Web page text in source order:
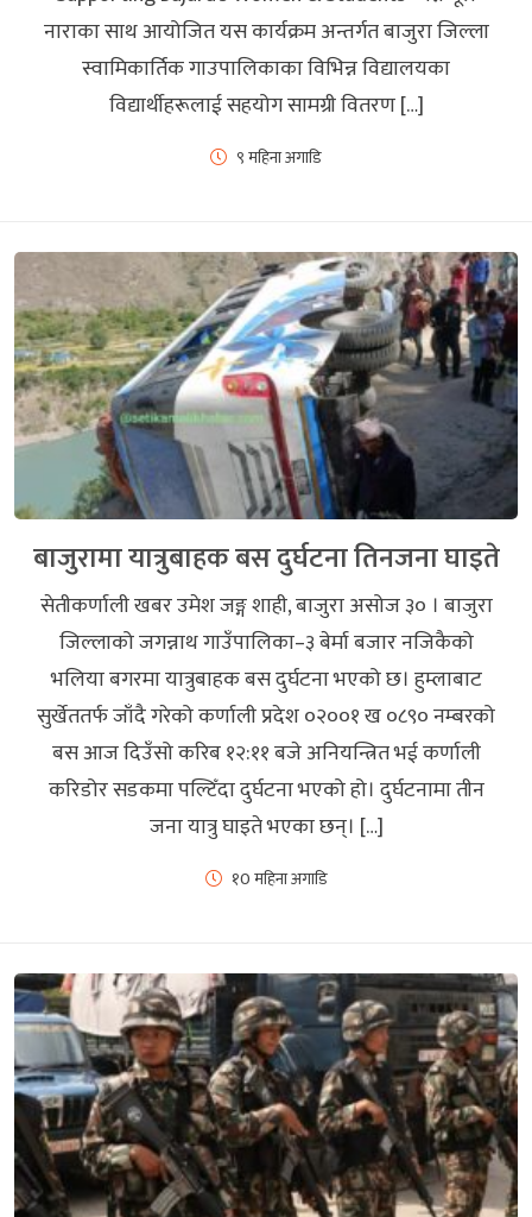
नाराका साथ आयोजित यस कार्यक्रम अन्तर्गत बाजुरा जिल्ला
स्वामिकार्तिक गाउपालिकाका विभिन्न विद्यालयका
विद्यार्थीहरूलाई सहयोग सामग्री वितरण […]
९ महिना अगाडि
बाजुरामा यात्रुबाहक बस दुर्घटना तिनजना घाइते
सेतीकर्णाली खबर उमेश जङ्ग शाही, बाजुरा असोज ३० । बाजुरा
जिल्लाको जगन्नाथ गाउँपालिका–३ बेर्मा बजार नजिकैको
भलिया बगरमा यात्रुबाहक बस दुर्घटना भएको छ। हुम्लाबाट
सुर्खेततर्फ जाँदै गरेको कर्णाली प्रदेश ०२००१ ख ०८९० नम्बरको
बस आज दिउँसो करिब १२:११ बजे अनियन्त्रित भई कर्णाली
करिडोर सडकमा पल्टिँदा दुर्घटना भएको हो। दुर्घटनामा तीन
जना यात्रु घाइते भएका छन्। […]
१0 महिना अगाडि